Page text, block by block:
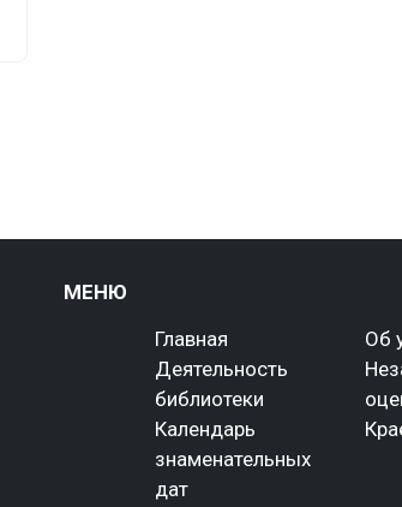
МЕНЮ
Главная
Об
Деятельность
библиотеки
Календарь
знаменательных
дат